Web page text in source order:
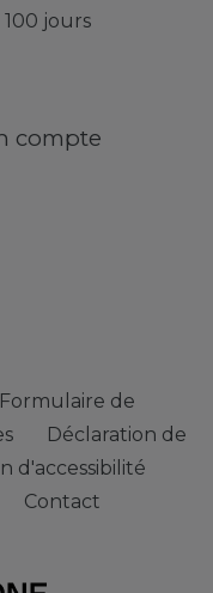
jours
compte
Formulaire de
Déclaration de
d'accessibilité
Contact